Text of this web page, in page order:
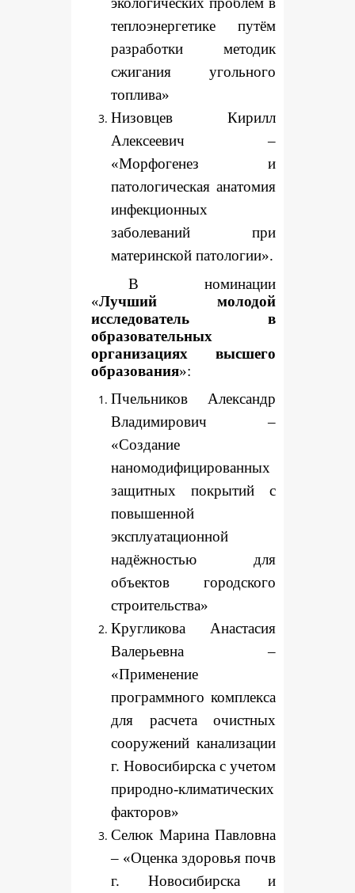
теплоэнергетике путём
разработки методик
сжигания угольного
топлива»
Низовцев Кирилл
Алексеевич –
«Морфогенез и
патологическая анатомия
инфекционных
заболеваний при
материнской патологии».
В номинации
«Лучший молодой
исследователь в
образовательных
организациях высшего
образования»:
Пчельников Александр
Владимирович –
«Создание
наномодифицированных
защитных покрытий с
повышенной
эксплуатационной
надёжностью для
объектов городского
строительства»
Кругликова Анастасия
Валерьевна –
«Применение
программного комплекса
для расчета очистных
сооружений канализации
г. Новосибирска с учетом
природно-климатических
факторов»
Селюк Марина Павловна
– «Оценка здоровья почв
г. Новосибирска и